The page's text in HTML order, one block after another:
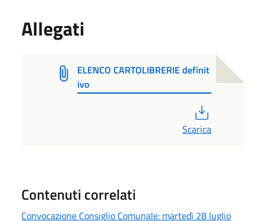
Allegati
ELENCO CARTOLIBRERIE definit
ivo
Scarica
Contenuti correlati
Convocazione Consiglio Comunale: martedì 28 luglio